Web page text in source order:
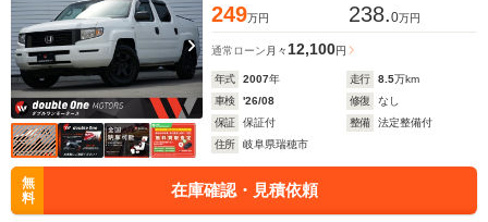
249万円 238.0万円
通常ローン 月々 12,100円
年式 2007年 走行 8.5万km
車検
'26/08 修復
なし
保証
保証付 整備
法定整備付
住所
岐阜県瑞穂市
無
料
在庫確認・見積依頼